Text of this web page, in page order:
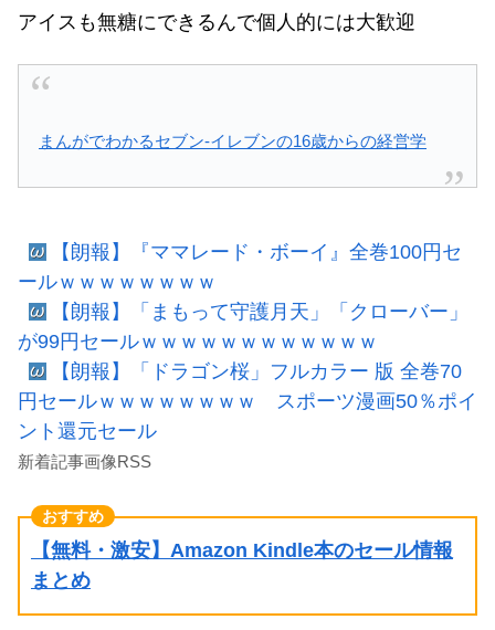
アイスも無糖にできるんで個人的には大歓迎
まんがでわかるセブン‐イレブンの16歳からの経営学
【朗報】『ママレード・ボーイ』全巻100円セ
ールｗｗｗｗｗｗｗｗ
【朗報】「まもって守護月天」「クローバー」
が99円セールｗｗｗｗｗｗｗｗｗｗｗｗ
【朗報】「ドラゴン桜」フルカラー 版 全巻70
円セールｗｗｗｗｗｗｗｗ スポーツ漫画50％ポイ
ント還元セール
新着記事画像RSS
【無料・激安】Amazon Kindle本のセール情報
まとめ